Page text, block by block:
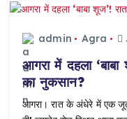
b
o
o
k
A
p
p
admin Agra
आगरा में दहला
का नुकसान?
आगरा। रात के अंधेरे में एक